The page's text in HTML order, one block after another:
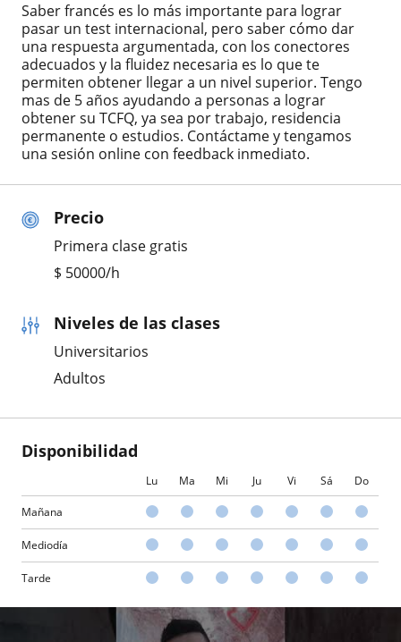
Precio
Primera clase gratis
$ 50000/h
Niveles de las clases
Universitarios
Adultos
Disponibilidad
Lu Ma Mi Ju Vi Sá Do
Mañana
Mediodía
Tarde
Saber francés es lo más importante para lograr
pasar un test internacional, pero saber cómo dar
una respuesta argumentada, con los conectores
adecuados y la fluidez necesaria es lo que te
permiten obtener llegar a un nivel superior. Tengo
mas de 5 años ayudando a personas a lograr
obtener su TCFQ, ya sea por trabajo, residencia
permanente o estudios. Contáctame y tengamos
una sesión online con feedback inmediato.